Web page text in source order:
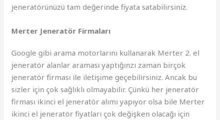
jeneratörünüzü tam değerinde fiyata satabilirsiniz.
Merter Jeneratör Firmaları
Google gibi arama motorlarını kullanarak Merter 2. el
jeneratör alanlar araması yaptığınzı zaman birçok
jeneratör firması ile iletişime geçebilirsiniz. Ancak bu
sizler için çok sağlıklı olmayabilir. Çünkü her jeneratör
firması ikinci el jeneratör alımı yapıyor olsa bile Merter
ikinci el jeneratör fiyatları çok değişken olacağı için